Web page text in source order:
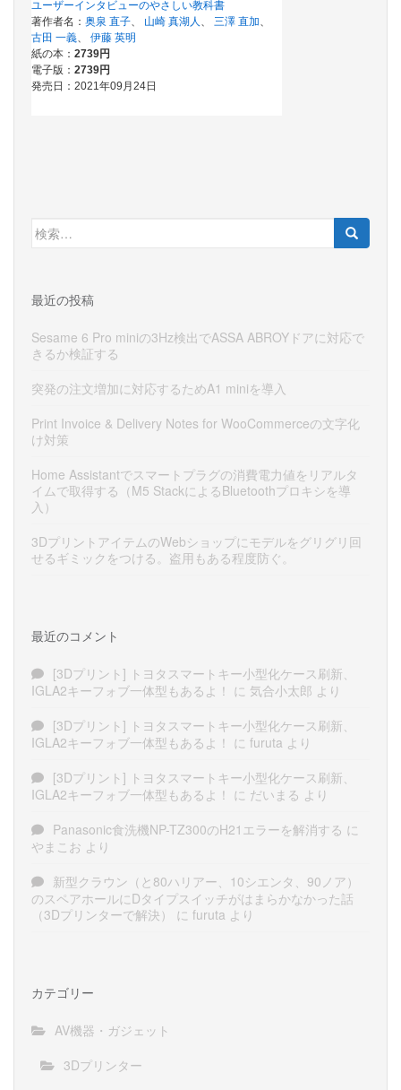
検
索:
最近の投稿
Sesame 6 Pro miniの3Hz検出でASSA ABROYドアに対応で
きるか検証する
突発の注文増加に対応するためA1 miniを導入
Print Invoice & Delivery Notes for WooCommerceの文字化
け対策
Home Assistantでスマートプラグの消費電力値をリアルタ
イムで取得する（M5 StackによるBluetoothプロキシを導
入）
3DプリントアイテムのWebショップにモデルをグリグリ回
せるギミックをつける。盗用もある程度防ぐ。
最近のコメント
[3Dプリント] トヨタスマートキー小型化ケース刷新、
IGLA2キーフォブ一体型もあるよ！ に 気合小太郎 より
[3Dプリント] トヨタスマートキー小型化ケース刷新、
IGLA2キーフォブ一体型もあるよ！ に furuta より
[3Dプリント] トヨタスマートキー小型化ケース刷新、
IGLA2キーフォブ一体型もあるよ！ に だいまる より
Panasonic食洗機NP-TZ300のH21エラーを解消する に
やまこお より
新型クラウン（と80ハリアー、10シエンタ、90ノア）
のスペアホールにDタイプスイッチがはまらかなかった話
（3Dプリンターで解決）
に furuta より
カテゴリー
AV機器・ガジェット
3Dプリンター